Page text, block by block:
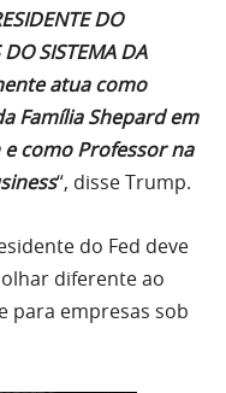
DO
SISTEMA DA
atua como
Família Shepard em
como Professor na
“, disse Trump.
do Fed deve
diferente ao
para empresas sob